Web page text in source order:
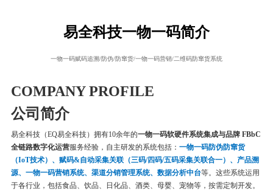
易全科技一物一码简介
一物一码赋码追溯/防伪/防窜货/一物一码营销/二维码防窜货系统
COMPANY PROFILE
公司简介
易全科技（EQ易全科技）拥有10余年的一物一码软硬件系统集成与品牌 FBbC
全链路数字化运营服务经验，自主研发的系统包括： 一物一码防伪防窜货
（IoT技术）、赋码&自动采集关联（三码/四码/五码采集关联合一）、产品溯
源、一物一码营销系统、渠道分销管理系统、数据分析中台等。这些系统运用
于各行业，包括食品、饮品、日化品、酒类、母婴、宠物等，按需定制开发。